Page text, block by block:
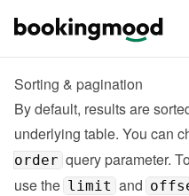
Sorting & pagination
By default, results are
order query parameter.
use the limit and